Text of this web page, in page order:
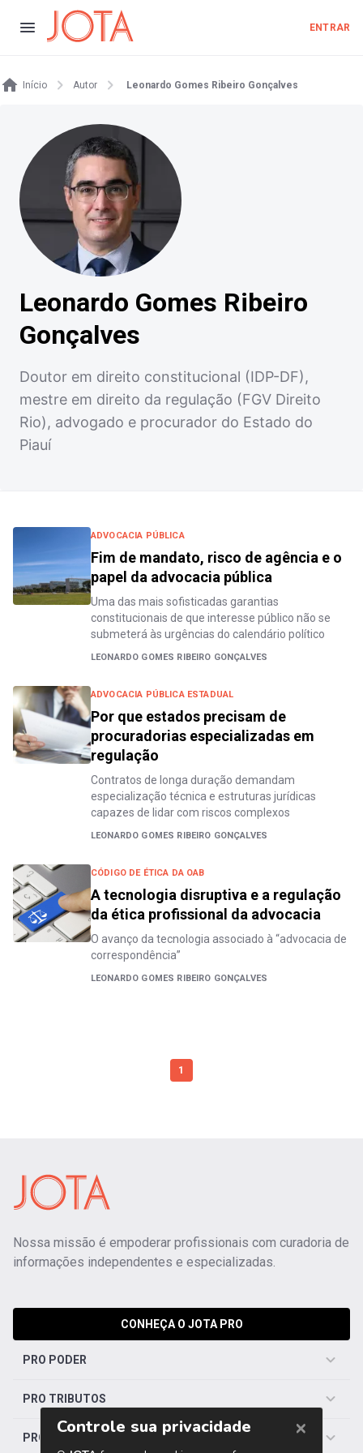
ENTRAR
Início Autor Leonardo Gomes Ribeiro Gonçalves
Leonardo Gomes Ribeiro
Gonçalves
Doutor em direito constitucional (IDP-DF),
mestre em direito da regulação (FGV Direito
Rio), advogado e procurador do Estado do
Piauí
ADVOCACIA PÚBLICA
Fim de mandato, risco de agência e o
papel da advocacia pública
Uma das mais sofisticadas garantias
constitucionais de que interesse público não se
submeterá às urgências do calendário político
LEONARDO GOMES RIBEIRO GONÇALVES
ADVOCACIA PÚBLICA ESTADUAL
Por que estados precisam de
procuradorias especializadas em
regulação
Contratos de longa duração demandam
especialização técnica e estruturas jurídicas
capazes de lidar com riscos complexos
LEONARDO GOMES RIBEIRO GONÇALVES
CÓDIGO DE ÉTICA DA OAB
A tecnologia disruptiva e a regulação
da ética profissional da advocacia
O avanço da tecnologia associado à “advocacia de
correspondência”
LEONARDO GOMES RIBEIRO GONÇALVES
1
Nossa missão é empoderar profissionais com curadoria de
informações independentes e especializadas.
CONHEÇA O JOTA PRO
PRO PODER
PRO TRIBUTOS
PRO TRABALHISTA